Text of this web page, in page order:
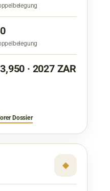
· 2027 ZAR
Dossier
◆